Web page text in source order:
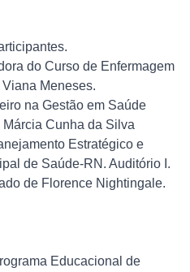
do Curso de Enfermagem
Meneses.
na Gestão em Saúde
Márcia Cunha da Silva
Estratégico e
de Saúde-RN. Auditório I.
de Florence Nightingale.
Educacional de